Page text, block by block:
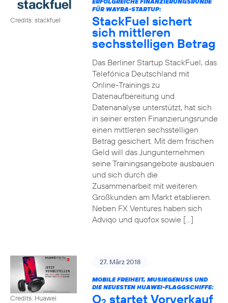
Credits: stackfuel
FÜR WAYRA-STARTUP:
StackFuel sichert
sich mittleren
sechsstelligen Betrag
Das Berliner Startup StackFuel, das
Telefónica Deutschland mit
Online-Trainings zu
Datenaufbereitung und
Datenanalyse unterstützt, hat sich
in seiner ersten Finanzierungsrunde
einen mittleren sechsstelligen
Betrag gesichert. Mit dem frischen
Geld will das Jungunternehmen
seine Trainingsangebote ausbauen
und sich durch die
Zusammenarbeit mit weiteren
Großkunden am Markt etablieren.
Neben FX Ventures haben sich
Adviqo und quofox sowie […]
Credits: Huawei
27. März 2018
MOBILE FREIHEIT, MUSIKGENUSS UND
DIE NEUESTEN HUAWEI-FLAGGSCHIFFE:
O startet Vorverkauf